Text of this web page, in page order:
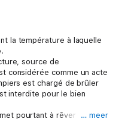
la température à laquelle
source de
considérée comme un acte
est chargé de brûler
interdite pour le bien
pourtant à rêver d’un… meer